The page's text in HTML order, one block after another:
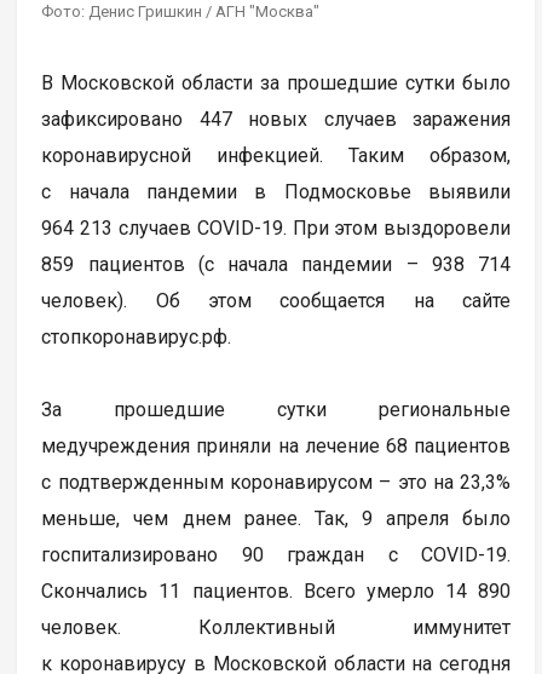
Фото: Денис Гришкин / АГН "Москва"
В Московской области за прошедшие сутки было
зафиксировано 447 новых случаев заражения
коронавирусной инфекцией. Таким образом,
с начала пандемии в Подмосковье выявили
964 213 случаев COVID-19. При этом выздоровели
859 пациентов (с начала пандемии – 938 714
человек). Об этом сообщается на сайте
стопкоронавирус.рф.
За прошедшие сутки региональные
медучреждения приняли на лечение 68 пациентов
с подтвержденным коронавирусом – это на 23,3%
меньше, чем днем ранее. Так, 9 апреля было
госпитализировано 90 граждан с COVID-19.
Скончались 11 пациентов. Всего умерло 14 890
человек. Коллективный иммунитет
к коронавирусу в Московской области на сегодня